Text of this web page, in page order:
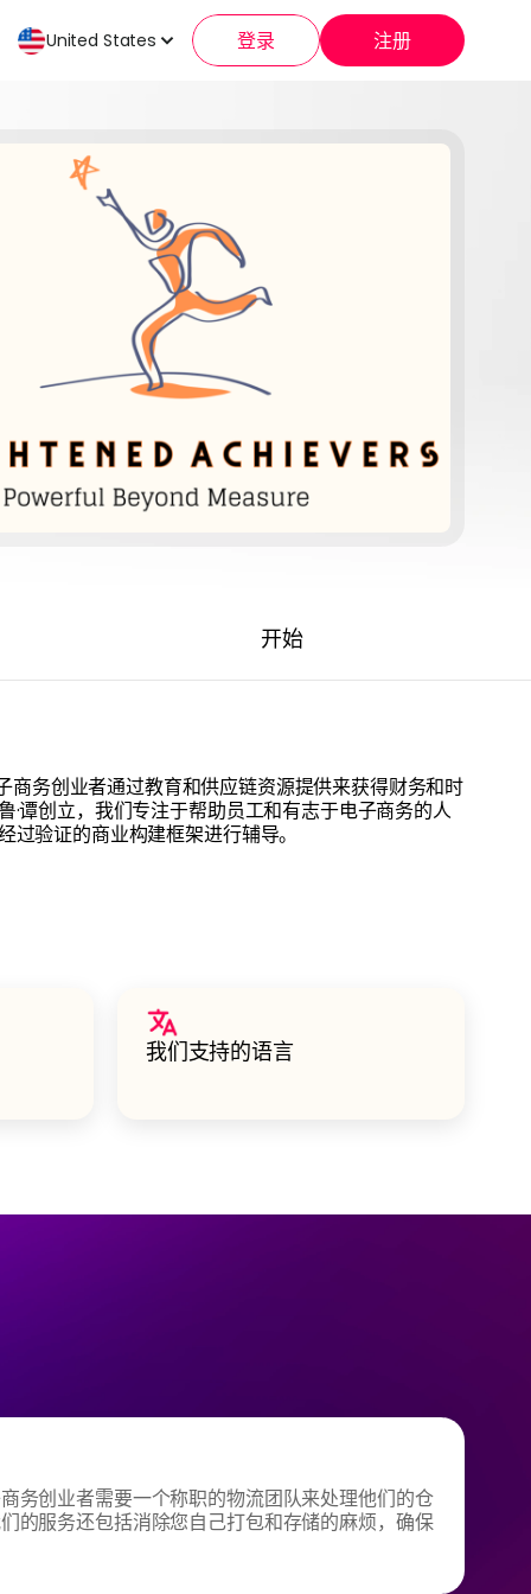
United States 登录 注册
开始
务创业者通过教育和供应链资源提供来获得财务和时
·谭创立，我们专注于帮助员工和有志于电子商务的人
验证的商业构建框架进行辅导。
我们支持的语言
务创业者需要一个称职的物流团队来处理他们的仓
的服务还包括消除您自己打包和存储的麻烦，确保